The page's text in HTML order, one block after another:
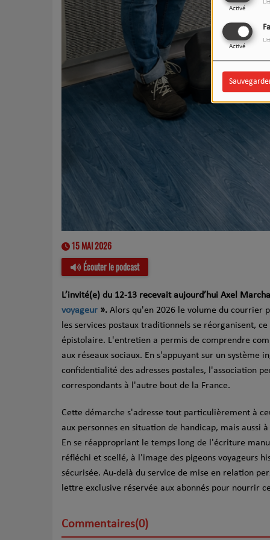
Activé
Activé
15 MAI 2026
Écouter le podcast
L’invité(e) du 12-13 recevait aujourd’hui Axel
voyageur ». Alors qu'en 2026 le volume du courrier
les services postaux traditionnels se réorganisent,
épistolaire. L'entretien a permis de comprendre
aux réseaux sociaux. En s'appuyant sur un
confidentialité des adresses postales, l'association
correspondants à l'autre bout de la France.
Cette démarche s'adresse tout particulièrement à
aux personnes en situation de handicap, mais
En se réappropriant le temps long de l'écriture
réfléchi et scellé, à l'image des pigeons voyageurs
sécurisée. Au-delà du service de mise en relation
lettre exclusive réservée aux abonnés pour nourrir
Commentaires(0)